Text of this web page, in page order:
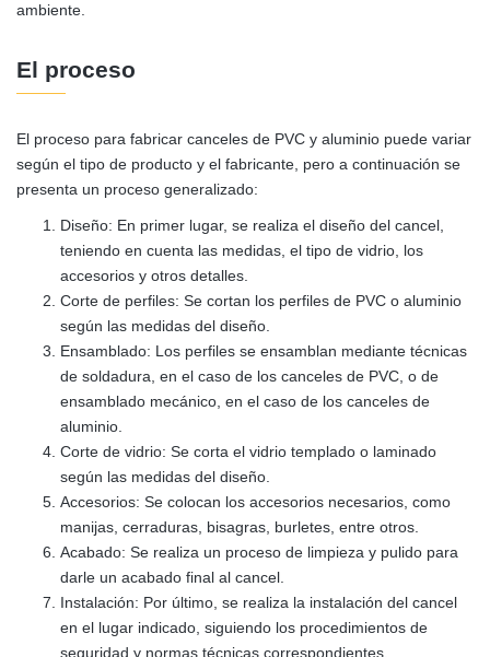
ambiente.
El proceso
El proceso para fabricar canceles de PVC y aluminio puede variar
según el tipo de producto y el fabricante, pero a continuación se
presenta un proceso generalizado:
Diseño: En primer lugar, se realiza el diseño del cancel,
teniendo en cuenta las medidas, el tipo de vidrio, los
accesorios y otros detalles.
Corte de perfiles: Se cortan los perfiles de PVC o aluminio
según las medidas del diseño.
Ensamblado: Los perfiles se ensamblan mediante técnicas
de soldadura, en el caso de los canceles de PVC, o de
ensamblado mecánico, en el caso de los canceles de
aluminio.
Corte de vidrio: Se corta el vidrio templado o laminado
según las medidas del diseño.
Accesorios: Se colocan los accesorios necesarios, como
manijas, cerraduras, bisagras, burletes, entre otros.
Acabado: Se realiza un proceso de limpieza y pulido para
darle un acabado final al cancel.
Instalación: Por último, se realiza la instalación del cancel
en el lugar indicado, siguiendo los procedimientos de
seguridad y normas técnicas correspondientes.